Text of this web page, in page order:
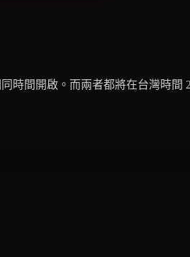
時間開啟。而兩者都將在台灣時間